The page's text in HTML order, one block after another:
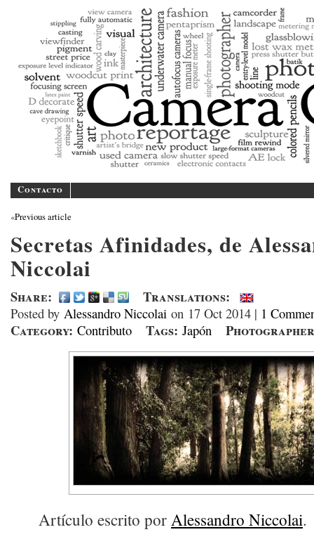
A blog/magazine
Contacto
«Previous article
Secretas Afinidades, de
Niccolai
Share: Translations:
Posted by Alessandro Niccolai on 17 Oct 2014 | 1
Category: Contributo Tags: Japón
Artículo escrito porAlessandro Niccolai.